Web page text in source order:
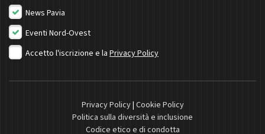
News Pavia
Eventi Nord-Ovest
Accetto l'iscrizione e la Privacy Policy
Privacy Policy| Cookie Policy
Politica sulla diversità e inclusione
Codice etico e di condotta